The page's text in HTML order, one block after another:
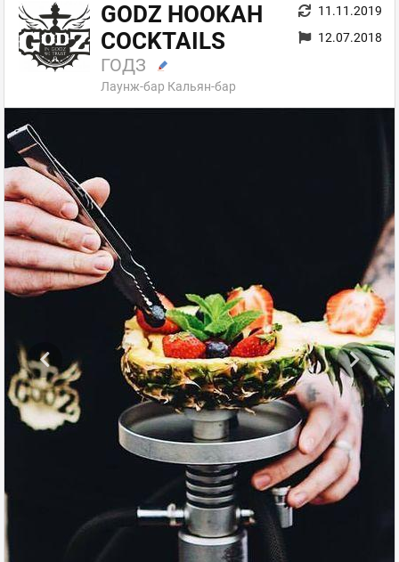
GODZ HOOKAH
COCKTAILS
ГОДЗ
Лаунж-бар Кальян-бар
11.11.2019
12.07.2018